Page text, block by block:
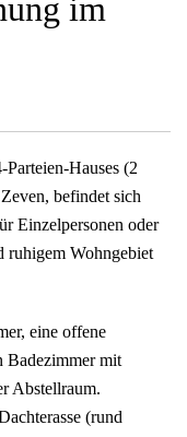
im
Parteien-Hauses (2
befindet sich
Einzelpersonen oder
ruhigem Wohngebiet
eine offene
Badezimmer mit
Abstellraum.
(rund